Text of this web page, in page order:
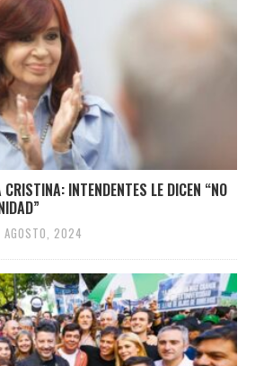
INTENDENTES LE DICEN “NO
AGOSTO, 2024